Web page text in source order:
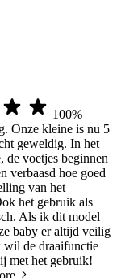
100%
Onze kleine is nu 5
geweldig. In het
de voetjes beginnen
verbaasd hoe goed
van het
het gebruik als
Als ik dit model
baby er altijd veilig
wil de draaifunctie
met het gebruik!